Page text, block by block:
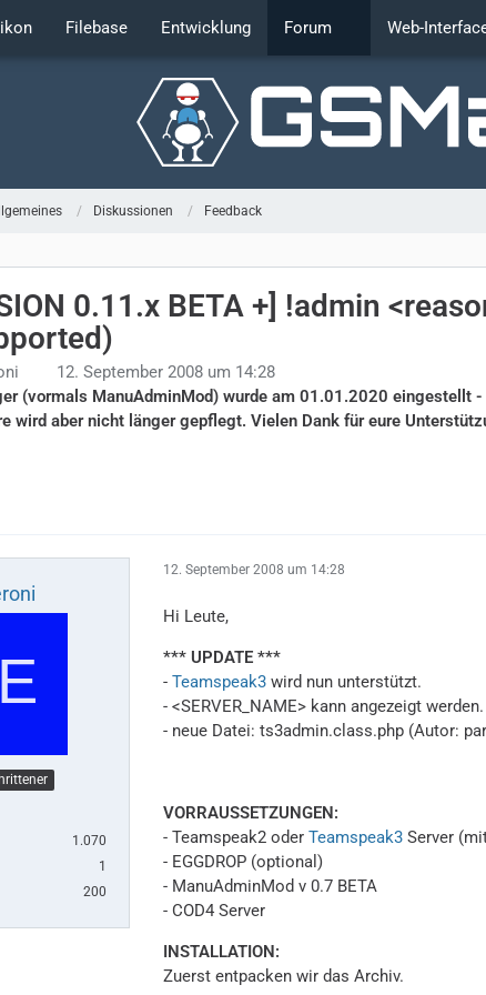
Filebase Entwicklung Forum Web-
Diskussionen Feedback
0.11.x BETA +] !admin
12. September 2008 um 14:28
(vormals ManuAdminMod) wurde am 01.01.2020 eingestellt
wird aber nicht länger gepflegt. Vielen Dank für eure
1.070
1
200
12. September 2008 um 14:28
Hi Leute,
*** UPDATE ***
-Teamspeak3 wird nun unterstützt.
- <SERVER_NAME> kann angezeigt werden.
- neue Datei: ts3admin.class.php (Autor:
VORRAUSSETZUNGEN:
- Teamspeak2 oderTeamspeak3 Server
- EGGDROP (optional)
- ManuAdminMod v 0.7 BETA
- COD4 Server
INSTALLATION:
Zuerst entpacken wir das Archiv.